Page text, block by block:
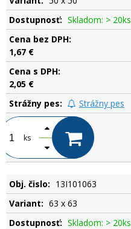
Skladom: > 20ks
1,67 €
2,05 €
Strážny pes
ks
13I101063
63 x 63
Skladom: > 20ks